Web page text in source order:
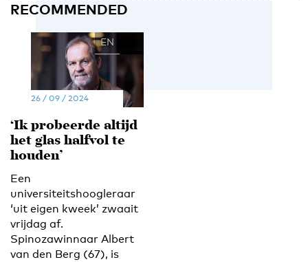
RECOMMENDED
EN
26 / 09 / 2024
‘Ik probeerde altijd
het glas halfvol te
houden’
Een
universiteitshoogleraar
‘uit eigen kweek’ zwaait
vrijdag af.
Spinozawinnaar Albert
van den Berg (67), is